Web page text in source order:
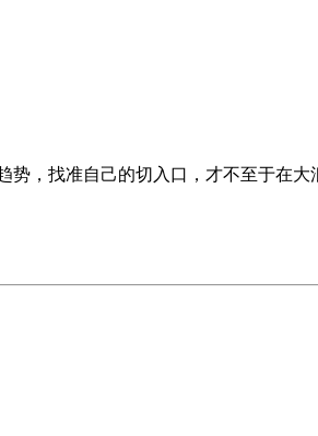
，找准自己的切入口，才不至于在大